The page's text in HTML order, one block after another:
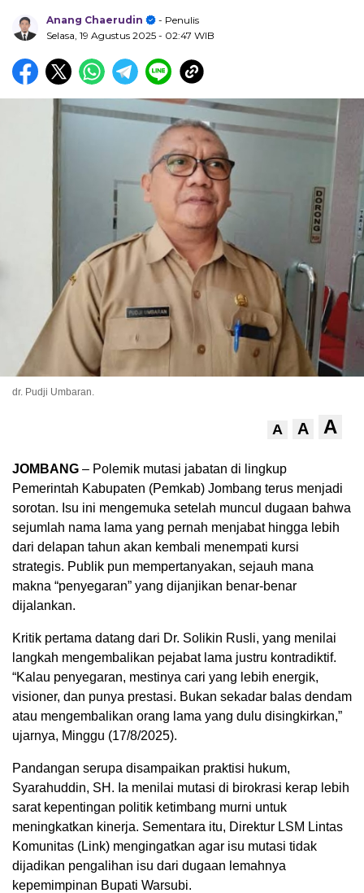
Anang Chaerudin
- Penulis
Selasa, 19 Agustus 2025 - 02:47 WIB
dr. Pudji Umbaran.
A A A
JOMBANG – Polemik mutasi jabatan di lingkup
Pemerintah Kabupaten (Pemkab) Jombang terus menjadi
sorotan. Isu ini mengemuka setelah muncul dugaan bahwa
sejumlah nama lama yang pernah menjabat hingga lebih
dari delapan tahun akan kembali menempati kursi
strategis. Publik pun mempertanyakan, sejauh mana
makna “penyegaran” yang dijanjikan benar-benar
dijalankan.
Kritik pertama datang dari Dr. Solikin Rusli, yang menilai
langkah mengembalikan pejabat lama justru kontradiktif.
“Kalau penyegaran, mestinya cari yang lebih energik,
visioner, dan punya prestasi. Bukan sekadar balas dendam
atau mengembalikan orang lama yang dulu disingkirkan,”
ujarnya, Minggu (17/8/2025).
Pandangan serupa disampaikan praktisi hukum,
Syarahuddin, SH. Ia menilai mutasi di birokrasi kerap lebih
sarat kepentingan politik ketimbang murni untuk
meningkatkan kinerja. Sementara itu, Direktur LSM Lintas
Komunitas (Link) mengingatkan agar isu mutasi tidak
dijadikan pengalihan isu dari dugaan lemahnya
kepemimpinan Bupati Warsubi.